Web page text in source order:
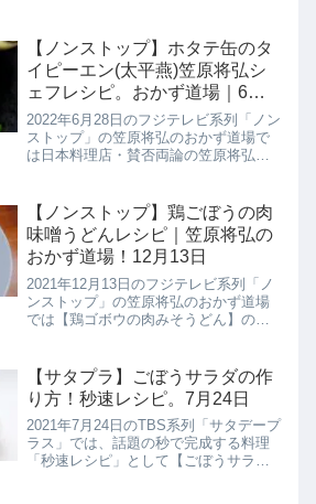
品の夏レシピ【ツナと梅と大葉の和風
ギョーザ】の作り方を教えて...
【ノンストップ】ホタテ缶のタ
イピーエン(太平燕)笠原将弘シ
ェフレシピ。おかず道場｜6月
28日
2022年6月28日のフジテレビ系列「ノン
ストップ」の笠原将弘のおかず道場で
は日本料理店・賛否両論の笠原将弘シ
詳しく紹介します。熊本県の郷土料理
である太平燕（タイピーエン）...
【ノンストップ】鶏ごぼうの肉
味噌うどんレシピ｜笠原将弘の
おかず道場！12月13日
2021年12月13日のフジテレビ系列「ノ
ンストップ」の笠原将弘のおかず道場
では【鶏ゴボウの肉みそうどん】の作
コクのある肉みそうどんと、サッパリ
とした甘酢漬けをのせて止まら...
【サタプラ】ごぼうサラダの作
り方！秒速レシピ。7月24日
2021年7月24日のTBS系列「サタデープ
ラス」では、話題の秒で完成する料理
「秒速レシピ」として【ごぼうサラ